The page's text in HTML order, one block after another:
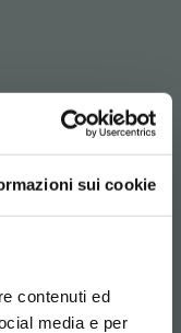
sui cookie
contenuti ed
media e per